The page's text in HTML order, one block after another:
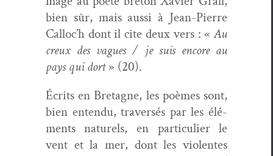
bien sûr, mais aus­si à Jean-Pierre
Calloc’h dont il cite deux vers : «Au
creux des vagues / je suis encore au
pays qui dort» (20).
Écrits en Bre­tagne, les poèmes sont,
bien enten­du, tra­ver­sés par les élé­
ments naturels, en par­ti­c­uli­er le
vent et la mer, dont les vio­lentes